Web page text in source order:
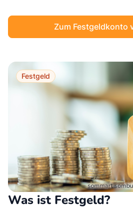
Zum Festgeldkonto
Festgeld
Was ist Festgeld?